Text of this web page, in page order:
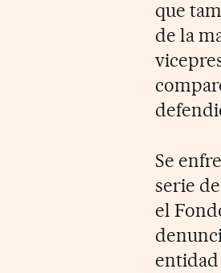
que
de la
Se
serie
el
entidad